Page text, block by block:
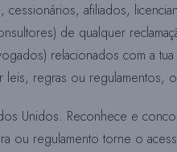
cessionários, afiliados,
de qualquer
relacionados com a tua
leis, regras ou
Unidos. Reconhece e
ou regulamento torne o